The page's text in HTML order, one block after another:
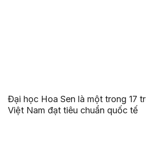
Đại học Hoa Sen là một trong 17
Việt Nam đạt tiêu chuẩn quốc tế